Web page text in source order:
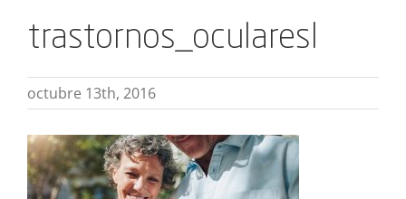
trastornos_ocularesl
octubre 13th, 2016